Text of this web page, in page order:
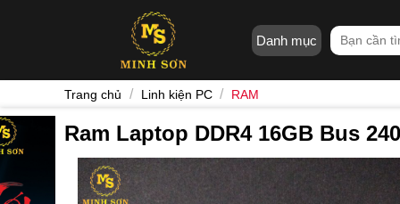
Danh mục
Tìm
kiếm:
Trang chủ / Linh kiện PC / RAM
Ram Laptop DDR4 16GB Bus